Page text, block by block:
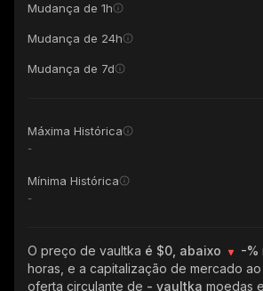
Mudança de 1h
Mudança de 24h
Mudança de 7d
Máxima Histórica
-
Mínima Histórica
-
O preço de vaultka é $0, abaixo -%
horas, e a capitalização de mercado
oferta circulante de - vaultka moedas